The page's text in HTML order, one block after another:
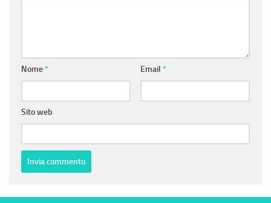
Nome* Email *
Sito web